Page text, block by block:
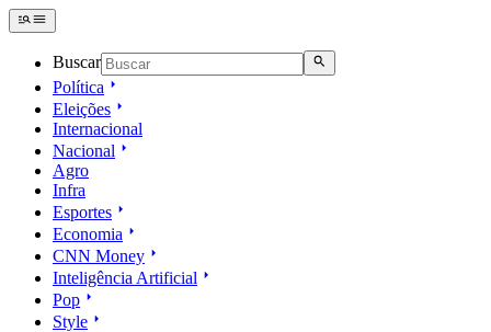
Buscar
Política
Eleições
Internacional
Nacional
Agro
Infra
Esportes
Economia
CNN Money
Inteligência Artificial
Pop
Style